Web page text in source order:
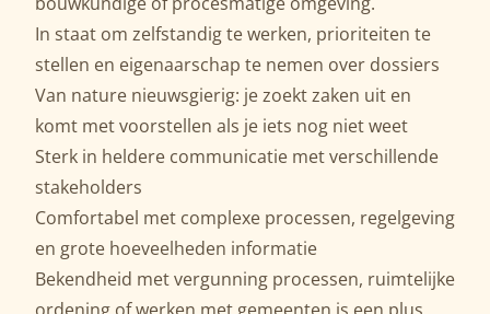
In staat om zelfstandig te werken, prioriteiten te
stellen en eigenaarschap te nemen over dossiers
Van nature nieuwsgierig: je zoekt zaken uit en
komt met voorstellen als je iets nog niet weet
Sterk in heldere communicatie met verschillende
stakeholders
Comfortabel met complexe processen, regelgeving
en grote hoeveelheden informatie
Bekendheid met vergunning processen, ruimtelijke